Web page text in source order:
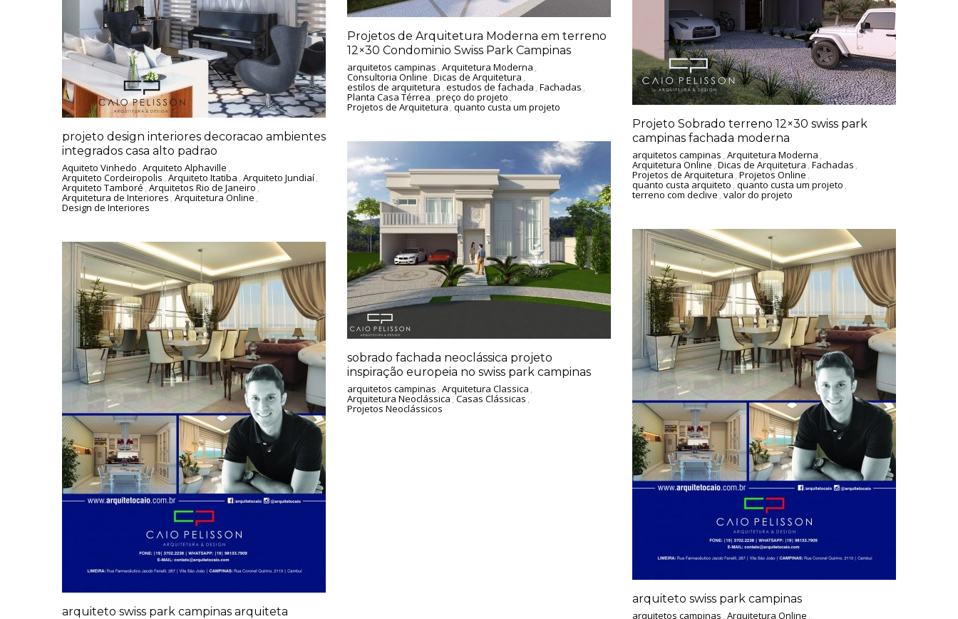
projeto design interiores decoracao ambientes
integrados casa alto padrao
Aquiteto Vinhedo , Arquiteto Alphaville ,
Arquiteto Cordeiropolis , Arquiteto Itatiba , Arquiteto Jundiaí,
Arquiteto Tamboré, Arquitetos Rio de Janeiro ,
Arquitetura de Interiores , Arquitetura Online ,
Design de Interiores
Projetos de Arquitetura Moderna em terreno
12×30 Condominio Swiss Park Campinas
arquitetos campinas , Arquitetura Moderna ,
Consultoria Online , Dicas de Arquitetura ,
estilos de arquitetura , estudos de fachada , Fachadas ,
Planta Casa Térrea , preço do projeto ,
Projetos de Arquitetura ,quanto custa um projeto
Projeto Sobrado terreno 12×30 swiss park
campinas fachada moderna
arquitetos campinas , Arquitetura Moderna ,
Arquitetura Online , Dicas de Arquitetura , Fachadas ,
Projetos de Arquitetura , Projetos Online ,
quanto custa arquiteto , quanto custa um projeto ,
terreno com declive , valor do projeto
sobrado fachada neoclássica projeto
inspiração europeia no swiss park campinas
arquitetos campinas , Arquitetura Classica ,
Arquitetura Neoclássica ,Casas Clássicas ,
Projetos Neoclássicos
arquiteto swiss park campinas
arquitetos campinas , Arquitetura Online ,
arquiteto swiss park campinas arquiteta